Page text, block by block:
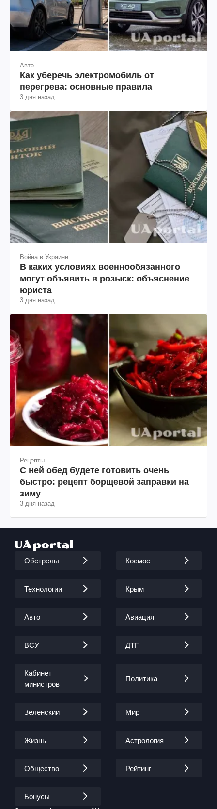
Авто
Как уберечь электромобиль от
перегрева: основные правила
3 дня назад
Война в Украине
В каких условиях военнообязанного
могут объявить в розыск: объяснение
юриста
3 дня назад
Рецепты
С ней обед будете готовить очень
быстро: рецепт борщевой заправки на
зиму
3 дня назад
Обстрелы Космос
Технологии Крым
Авто Авиация
ВСУ ДТП
Кабинет
министров
Политика
Зеленский Мир
Жизнь Астрология
Общество Рейтинг
Бонусы